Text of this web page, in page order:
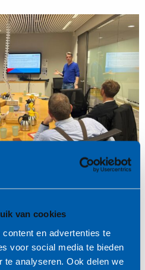
van cookies
en advertenties te
voor social media te bieden
te analyseren. Ook delen we
er verschillende thema’s
in
discussie zorgde